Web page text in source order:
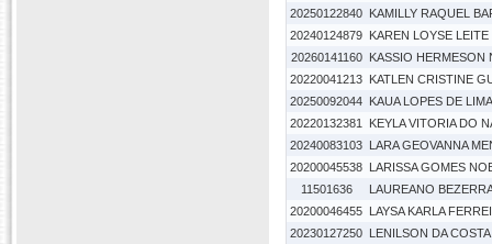
20250122840 KAMILLY RAQUEL
20240124879 KAREN LOYSE
20260141160
KASSIO HERMESON
20220041213 KATLEN CRISTINE
20250092044 KAUA LOPES DE LIMA
20220132381
KEYLA VITORIA DO
20240083103 LARA GEOVANNA
20200045538 LARISSA GOMES
11501636
LAUREANO
20200046455 LAYSA KARLA
20230127250 LENILSON DA COSTA